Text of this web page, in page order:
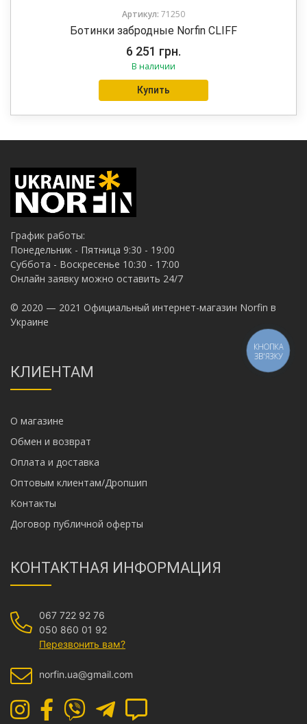
Артикул: 71250
Ботинки забродные Norfin CLIFF
6 251 грн.
В наличии
Купить
График работы:
Понедельник - Пятница 9:30 - 19:00
Суббота - Воскресенье 10:30 - 17:00
Онлайн заявку можно оставить 24/7
© 2020 — 2021 Официальный интернет-магазин Norfin в
Украине
КЛИЕНТАМ
О магазине
Обмен и возврат
Оплата и доставка
Оптовым клиентам/Дропшип
Контакты
Договор публичной оферты
КОНТАКТНАЯ ИНФОРМАЦИЯ
067 722 92 76
050 860 01 92
Перезвонить вам?
norfin.ua@gmail.com
КНОПКА
ЗВ'ЯЗКУ